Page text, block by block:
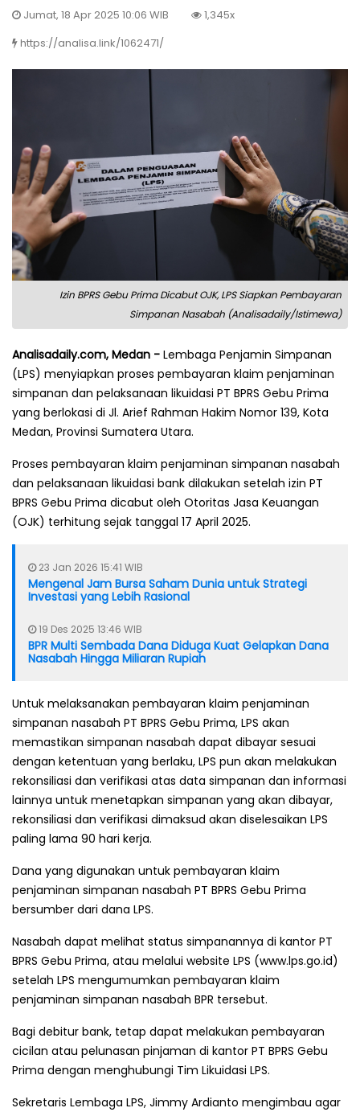
Jumat, 18 Apr 2025 10:06 WIB
1,345x
https://analisa.link/1062471/
Izin BPRS Gebu Prima Dicabut OJK, LPS Siapkan Pembayaran
Simpanan Nasabah (Analisadaily/Istimewa)
Analisadaily.com, Medan - Lembaga Penjamin Simpanan
(LPS) menyiapkan proses pembayaran klaim penjaminan
simpanan dan pelaksanaan likuidasi PT BPRS Gebu Prima
yang berlokasi di Jl. Arief Rahman Hakim Nomor 139, Kota
Medan, Provinsi Sumatera Utara.
Proses pembayaran klaim penjaminan simpanan nasabah
dan pelaksanaan likuidasi bank dilakukan setelah izin PT
BPRS Gebu Prima dicabut oleh Otoritas Jasa Keuangan
(OJK) terhitung sejak tanggal 17 April 2025.
23 Jan 2026 15:41 WIB
Mengenal Jam Bursa Saham Dunia untuk Strategi
Investasi yang Lebih Rasional
19 Des 2025 13:46 WIB
BPR Multi Sembada Dana Diduga Kuat Gelapkan Dana
Nasabah Hingga Miliaran Rupiah
Untuk melaksanakan pembayaran klaim penjaminan
simpanan nasabah PT BPRS Gebu Prima, LPS akan
memastikan simpanan nasabah dapat dibayar sesuai
dengan ketentuan yang berlaku, LPS pun akan melakukan
rekonsiliasi dan verifikasi atas data simpanan dan informasi
lainnya untuk menetapkan simpanan yang akan dibayar,
rekonsiliasi dan verifikasi dimaksud akan diselesaikan LPS
paling lama 90 hari kerja.
Dana yang digunakan untuk pembayaran klaim
penjaminan simpanan nasabah PT BPRS Gebu Prima
bersumber dari dana LPS.
Nasabah dapat melihat status simpanannya di kantor PT
BPRS Gebu Prima, atau melalui website LPS (www.lps.go.id)
setelah LPS mengumumkan pembayaran klaim
penjaminan simpanan nasabah BPR tersebut.
Bagi debitur bank, tetap dapat melakukan pembayaran
cicilan atau pelunasan pinjaman di kantor PT BPRS Gebu
Prima dengan menghubungi Tim Likuidasi LPS.
Sekretaris Lembaga LPS, Jimmy Ardianto mengimbau agar